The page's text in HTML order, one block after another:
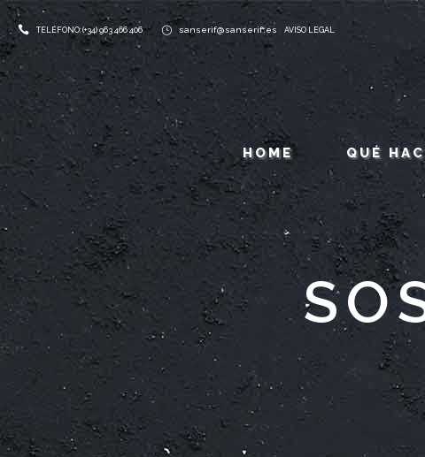
TELÉFONO: (+34) 963 466 406 sanserif@sanserif.es AVISO LEGAL
HOME QUÉ